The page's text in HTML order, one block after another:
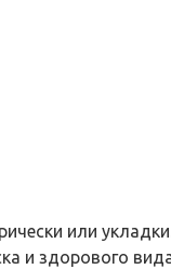
или
и здорового